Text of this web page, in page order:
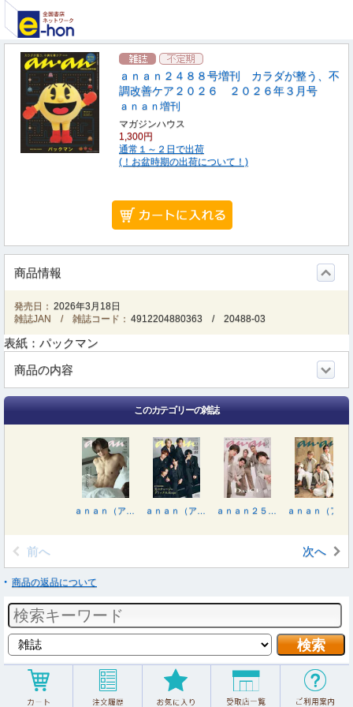
ａｎａｎ２４８８号増刊 カラダが整う、不
調改善ケア２０２６ ２０２６年３月号
ａｎａｎ増刊
マガジンハウス
1,300円
通常１～２日で出荷
(！お盆時期の出荷について！)
商品情報
発売日： 2026年3月18日
雑誌JAN / 雑誌コード： 4912204880363 /20488-03
表紙：パックマン
商品の内容
このカテゴリーの雑誌
前へ 次へ
商品の返品について